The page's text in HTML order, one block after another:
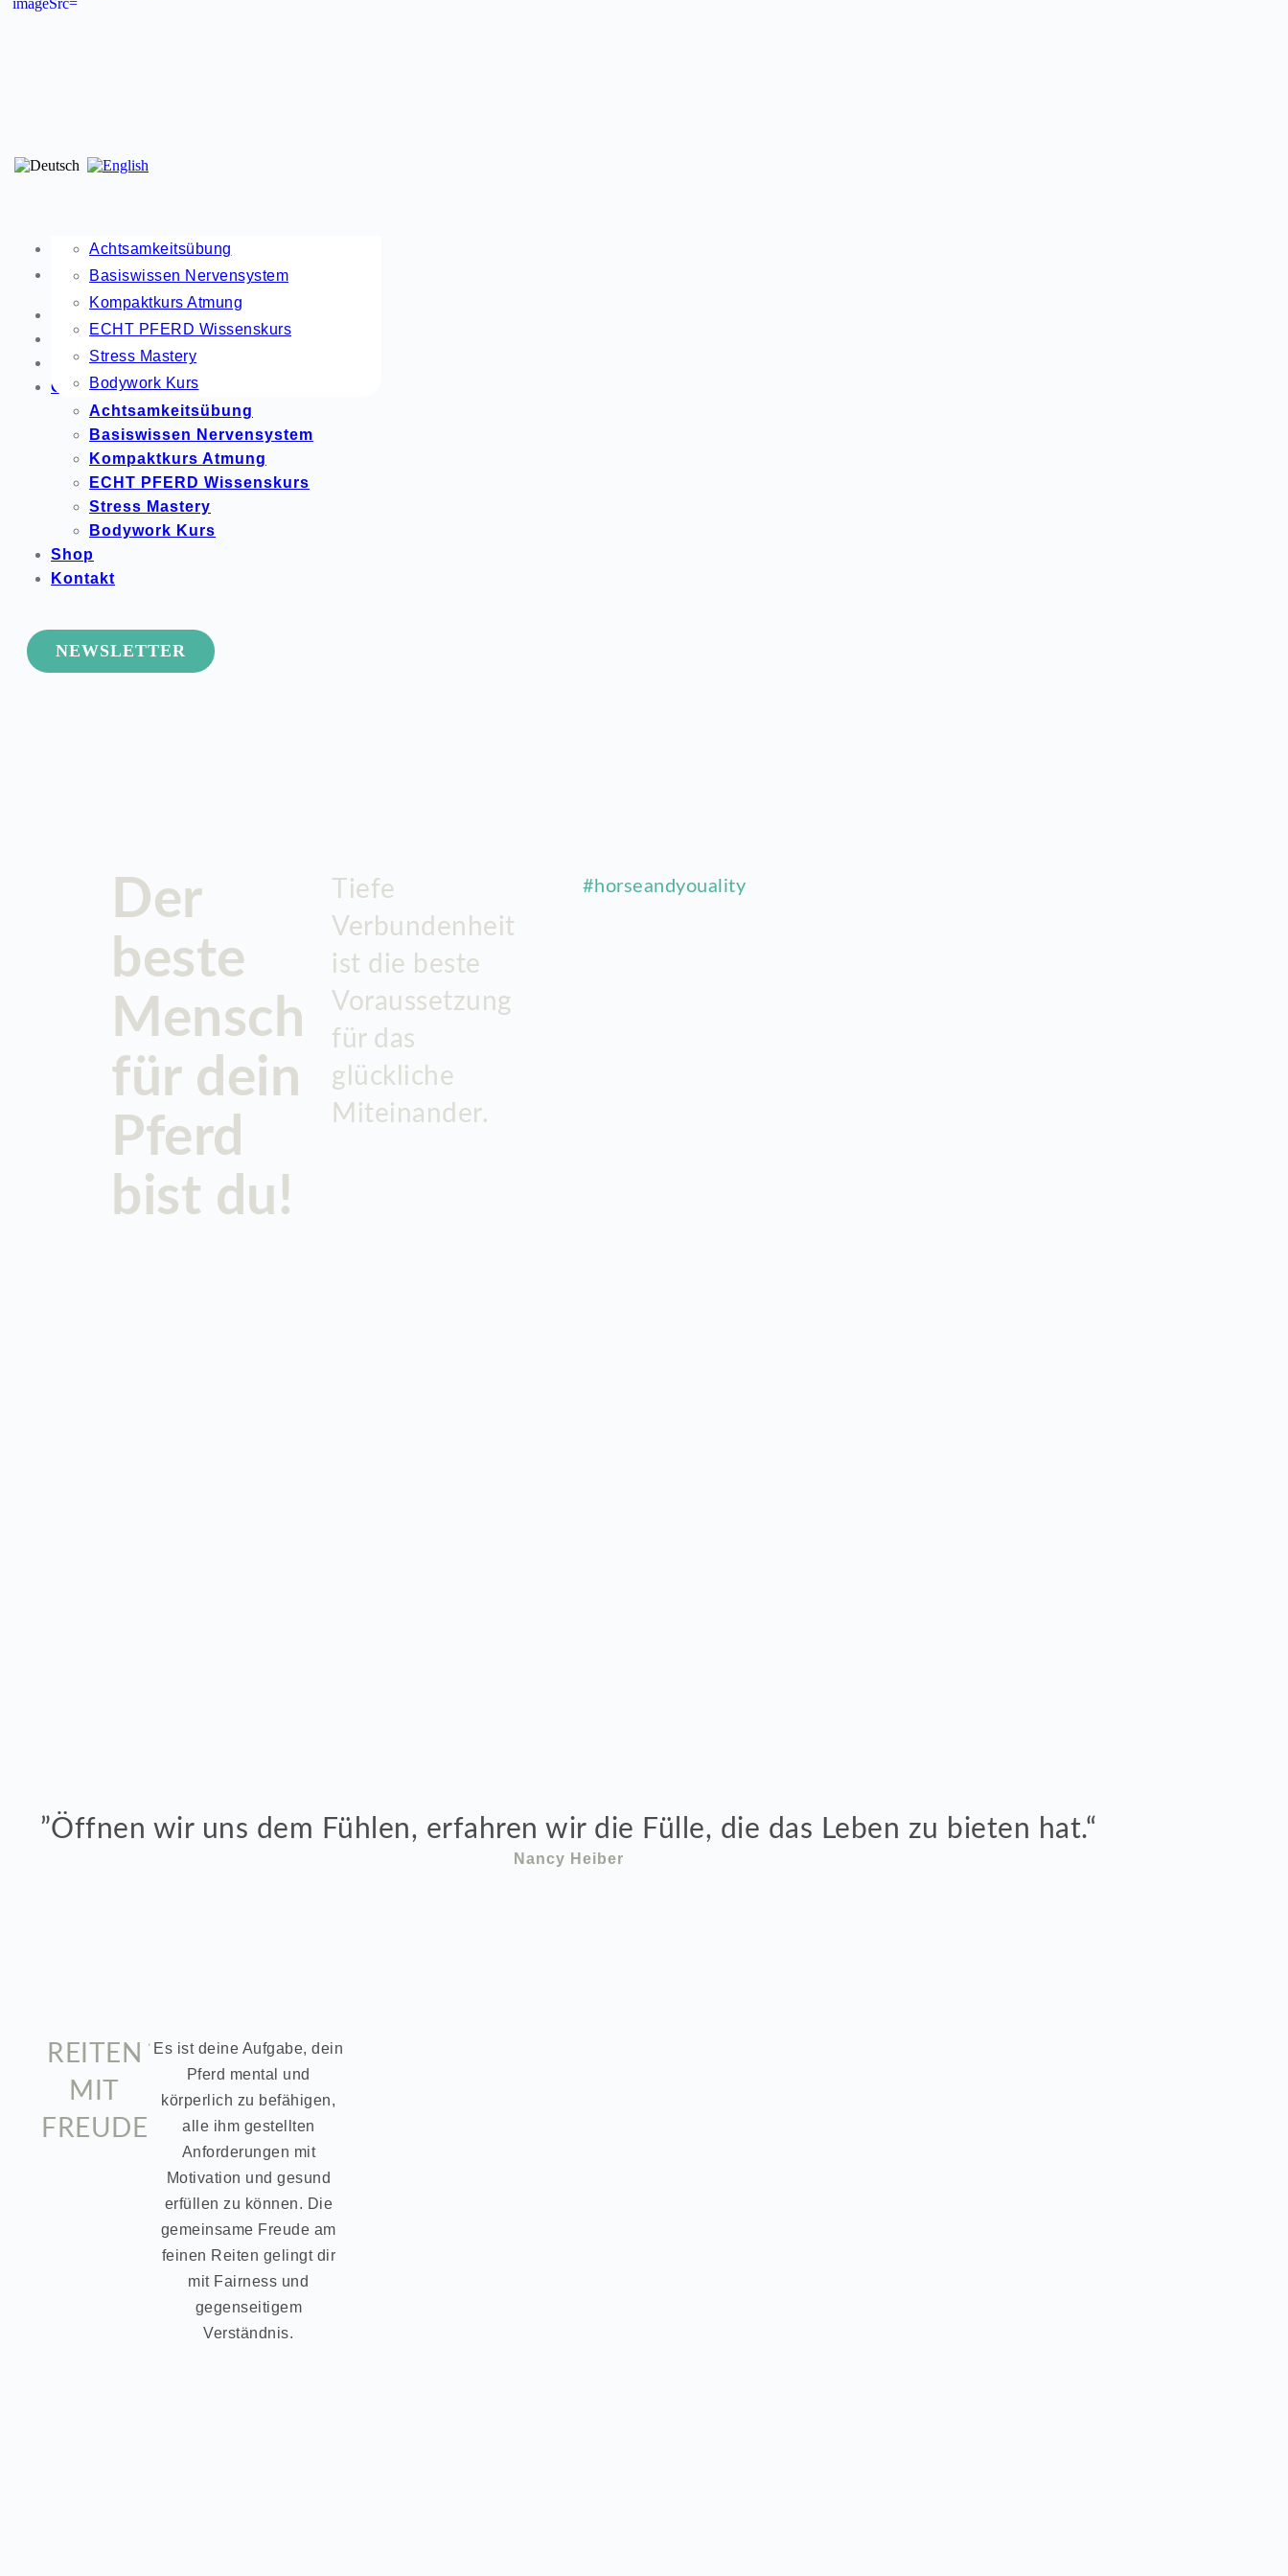
Home Training
Termine
Online Angebote
Achtsamkeitsübung
Basiswissen Nervensystem
Kompaktkurs Atmung
ECHT PFERD Wissenskurs
Stress Mastery
Bodywork Kurs
Shop Kontakt
Home
Training
Termine
Online Angebote
Achtsamkeitsübung
Basiswissen Nervensystem
Kompaktkurs Atmung
ECHT PFERD Wissenskurs
Stress Mastery
Bodywork Kurs
Shop
Kontakt
NEWSLETTER
Der
beste
Mensch
für dein
Pferd
bist du!
Tiefe
Verbundenheit
ist die beste
Voraussetzung
für das
glückliche
Miteinander.
#horseandyouality
”Öffnen wir uns dem Fühlen, erfahren wir die Fülle, die das Leben zu bieten hat.“
Nancy Heiber
REITEN
MIT
FREUDE
Es ist deine Aufgabe, dein
Pferd mental und
körperlich zu befähigen,
alle ihm gestellten
Anforderungen mit
Motivation und gesund
erfüllen zu können. Die
gemeinsame Freude am
feinen Reiten gelingt dir
mit Fairness und
gegenseitigem
Verständnis.